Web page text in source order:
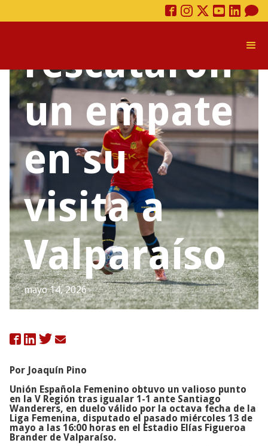
Hispanas
rescataron
un empate
en su
visita a
Valparaíso
mayo 14, 2026

Por Joaquín Pino
Unión Española Femenino obtuvo un valioso punto
en la V Región tras igualar 1-1 ante Santiago
Wanderers, en duelo válido por la octava fecha de la
Liga Femenina, disputado el pasado miércoles 13 de
mayo a las 16:00 horas en el Estadio Elías Figueroa
Brander de Valparaíso.